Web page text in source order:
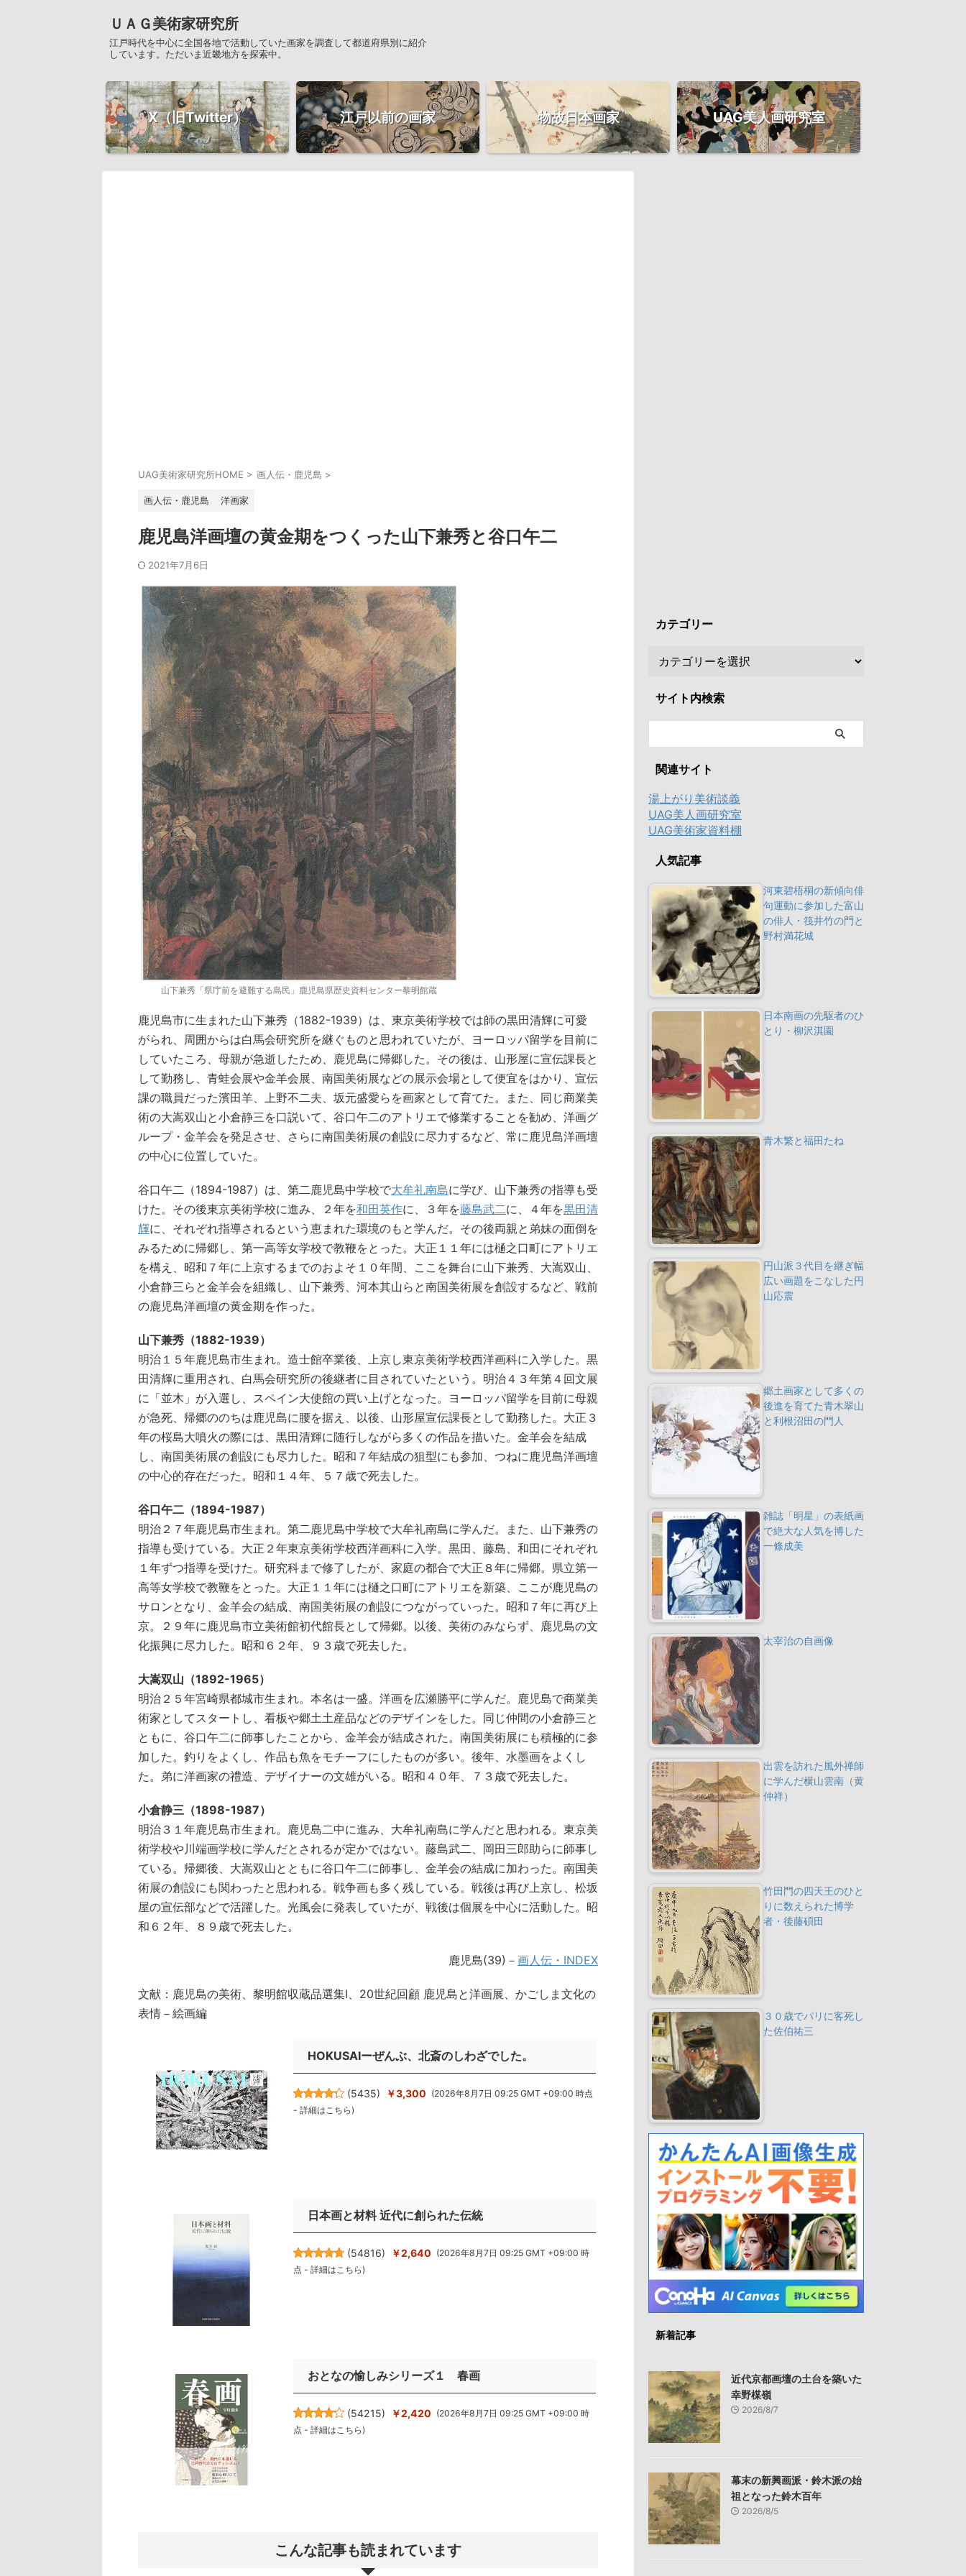
ＵＡＧ美術家研究所
江戸時代を中心に全国各地で活動していた画家を調査して都道府県別に紹介
しています。ただいま近畿地方を探索中。
X（旧Twitter） 江戸以前の画家 物故日本画家 UAG美人画研究室
UAG美術家研究所HOME > 画人伝・鹿児島 >
画人伝・鹿児島 洋画家
鹿児島洋画壇の黄金期をつくった山下兼秀と谷口午二
2021年7月6日
山下兼秀「県庁前を避難する島民」鹿児島県歴史資料センター黎明館蔵
鹿児島市に生まれた山下兼秀（1882-1939）は、東京美術学校では師の黒田清輝に可愛
がられ、周囲からは白馬会研究所を継ぐものと思われていたが、ヨーロッパ留学を目前に
していたころ、母親が急逝したため、鹿児島に帰郷した。その後は、山形屋に宣伝課長と
して勤務し、青蛙会展や金羊会展、南国美術展などの展示会場として便宜をはかり、宣伝
課の職員だった濱田羊、上野不二夫、坂元盛愛らを画家として育てた。また、同じ商業美
術の大嵩双山と小倉静三を口説いて、谷口午二のアトリエで修業することを勧め、洋画グ
ループ・金羊会を発足させ、さらに南国美術展の創設に尽力するなど、常に鹿児島洋画壇
の中心に位置していた。
谷口午二（1894-1987）は、第二鹿児島中学校で大牟礼南島に学び、山下兼秀の指導も受
けた。その後東京美術学校に進み、２年を和田英作に、３年を藤島武二に、４年を黒田清
輝に、それぞれ指導されるという恵まれた環境のもと学んだ。その後両親と弟妹の面倒を
みるために帰郷し、第一高等女学校で教鞭をとった。大正１１年には樋之口町にアトリエ
を構え、昭和７年に上京するまでのおよそ１０年間、ここを舞台に山下兼秀、大嵩双山、
小倉静三らと金羊会を組織し、山下兼秀、河本其山らと南国美術展を創設するなど、戦前
の鹿児島洋画壇の黄金期を作った。
山下兼秀（1882-1939）
明治１５年鹿児島市生まれ。造士館卒業後、上京し東京美術学校西洋画科に入学した。黒
田清輝に重用され、白馬会研究所の後継者に目されていたという。明治４３年第４回文展
に「並木」が入選し、スペイン大使館の買い上げとなった。ヨーロッパ留学を目前に母親
が急死、帰郷ののちは鹿児島に腰を据え、以後、山形屋宣伝課長として勤務した。大正３
年の桜島大噴火の際には、黒田清輝に随行しながら多くの作品を描いた。金羊会を結成
し、南国美術展の創設にも尽力した。昭和７年結成の狙型にも参加、つねに鹿児島洋画壇
の中心的存在だった。昭和１４年、５７歳で死去した。
谷口午二（1894-1987）
明治２７年鹿児島市生まれ。第二鹿児島中学校で大牟礼南島に学んだ。また、山下兼秀の
指導も受けている。大正２年東京美術学校西洋画科に入学。黒田、藤島、和田にそれぞれ
１年ずつ指導を受けた。研究科まで修了したが、家庭の都合で大正８年に帰郷。県立第一
高等女学校で教鞭をとった。大正１１年には樋之口町にアトリエを新築、ここが鹿児島の
サロンとなり、金羊会の結成、南国美術展の創設につながっていった。昭和７年に再び上
京。２９年に鹿児島市立美術館初代館長として帰郷。以後、美術のみならず、鹿児島の文
化振興に尽力した。昭和６２年、９３歳で死去した。
大嵩双山（1892-1965）
明治２５年宮崎県都城市生まれ。本名は一盛。洋画を広瀬勝平に学んだ。鹿児島で商業美
術家としてスタートし、看板や郷土土産品などのデザインをした。同じ仲間の小倉静三と
ともに、谷口午二に師事したことから、金羊会が結成された。南国美術展にも積極的に参
加した。釣りをよくし、作品も魚をモチーフにしたものが多い。後年、水墨画をよくし
た。弟に洋画家の禮造、デザイナーの文雄がいる。昭和４０年、７３歳で死去した。
小倉静三（1898-1987）
明治３１年鹿児島市生まれ。鹿児島二中に進み、大牟礼南島に学んだと思われる。東京美
術学校や川端画学校に学んだとされるが定かではない。藤島武二、岡田三郎助らに師事し
ている。帰郷後、大嵩双山とともに谷口午二に師事し、金羊会の結成に加わった。南国美
術展の創設にも関わったと思われる。戦争画も多く残している。戦後は再び上京し、松坂
屋の宣伝部などで活躍した。光風会に発表していたが、戦後は個展を中心に活動した。昭
和６２年、８９歳で死去した。
鹿児島(39)－ 画人伝・INDEX
文献：鹿児島の美術、黎明館収蔵品選集Ⅰ、20世紀回顧 鹿児島と洋画展、かごしま文化の
表情－絵画編
HOKUSAIーぜんぶ、北斎のしわざでした。
(5435) ￥3,300 (2026年8月7日 09:25 GMT +09:00 時点
-詳細はこちら )
日本画と材料 近代に創られた伝統
(54816) ￥2,640 (2026年8月7日 09:25 GMT +09:00 時
点 -詳細はこちら )
おとなの愉しみシリーズ１ 春画
(54215) ￥2,420 (2026年8月7日 09:25 GMT +09:00 時
点 -詳細はこちら )
こんな記事も読まれています
カテゴリー
サイト内検索
関連サイト
湯上がり美術談義
UAG美人画研究室
UAG美術家資料棚
人気記事
河東碧梧桐の新傾向俳
句運動に参加した富山
の俳人・筏井竹の門と
野村満花城
日本南画の先駆者のひ
とり・柳沢淇園
青木繁と福田たね
円山派３代目を継ぎ幅
広い画題をこなした円
山応震
郷土画家として多くの
後進を育てた青木翠山
と利根沼田の門人
雑誌「明星」の表紙画
で絶大な人気を博した
一條成美
太宰治の自画像
出雲を訪れた風外禅師
に学んだ横山雲南（黄
仲祥）
竹田門の四天王のひと
りに数えられた博学
者・後藤碩田
３０歳でパリに客死し
た佐伯祐三
新着記事
近代京都画壇の土台を築いた
幸野楳嶺
2026/8/7
幕末の新興画派・鈴木派の始
祖となった鈴木百年
2026/8/5